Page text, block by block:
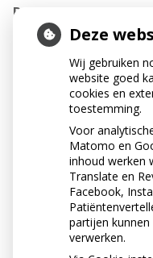
Duimzuigen
Veel peuters zuigen
Sommige kinderen
tegen het gehemelte
boven- en
en tongpersen
Probeer je kind het
Doe dat vóór het
voortanden. Geef
kind overdag af. Of
tijd is gestopt. Krijg je
afgeleerd? Vraag dan
Deze
Wij gebruiken
website goed
cookies en
toestemming.
Voor
Matomo en
inhoud werken
Translate en
Facebook,
partijen kunnen
verwerken.